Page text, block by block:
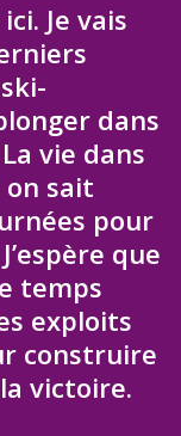
Je vais
dans
vie dans
on sait
pour
que
temps
exploits
construire
victoire.